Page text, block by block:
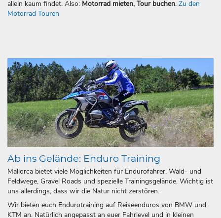
allein kaum findet. Also: Motorrad mieten, Tour buchen. Zu den
Motorrad Touren
Ab ins Gelände: Enduro Training
Mallorca bietet viele Möglichkeiten für Endurofahrer. Wald- und
Feldwege, Gravel Roads und spezielle Trainingsgelände. Wichtig ist
uns allerdings, dass wir die Natur nicht zerstören.
Wir bieten euch Endurotraining auf Reiseenduros von BMW und
KTM an. Natürlich angepasst an euer Fahrlevel und in kleinen